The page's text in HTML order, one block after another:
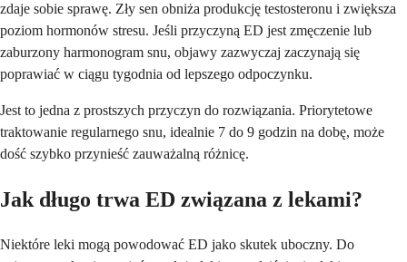
zdaje sobie sprawę. Zły sen obniża produkcję testosteronu i zwiększa
poziom hormonów stresu. Jeśli przyczyną ED jest zmęczenie lub
zaburzony harmonogram snu, objawy zazwyczaj zaczynają się
poprawiać w ciągu tygodnia od lepszego odpoczynku.
Jest to jedna z prostszych przyczyn do rozwiązania. Priorytetowe
traktowanie regularnego snu, idealnie 7 do 9 godzin na dobę, może
dość szybko przynieść zauważalną różnicę.
Jak długo trwa ED związana z lekami?
Niektóre leki mogą powodować ED jako skutek uboczny. Do